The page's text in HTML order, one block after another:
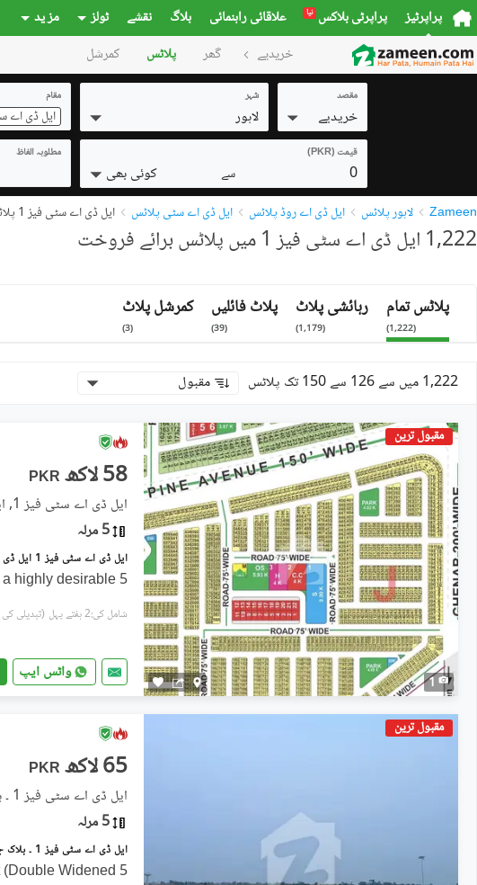
پراپرٹیز پراپرٹی بلاکس نیا علاقائی راہنمائی بلاگ نقشے ٹولز مز ید
خریدیے گھر پلاٹس کمرشل
مقصد
خریدیے
شہر
لاہور
مقام
ایل ڈی اے
قیمت (PKR)
0 سے کوئی بھی
مطلوبہ الفاظ
Zameen لاہور پلاٹس ایل ڈی اے روڈ پلاٹس ایل ڈی اے سٹی پلاٹس ایل ڈی اے سٹی فیز 1 پلاٹس
1,222 ایل ڈی اے سٹی فیز 1 میں پلاٹس برائے فروخت
پلاٹس تمام
(
1,222
)
رہائشی پلاٹ
(
1,179
)
پلاٹ فائلیں
(
39
)
کمرشل پلاٹ
(
3
)
1,222 میں سے 126 سے 150 تک پلاٹس مقبول
مقبول ترین
1
PKR 58 لاکھ
ایل ڈی اے سٹی فیز 1, ایل ڈی اے سٹی
5 مرلہ
highly desirable 5
شامل کی:2 ہفتے پہل (تبدیلی کی گئی:1
واٹس ایپ
مقبول ترین
PKR 65 لاکھ
5 مرلہ
5 Marla Corner Plot (Double Widened